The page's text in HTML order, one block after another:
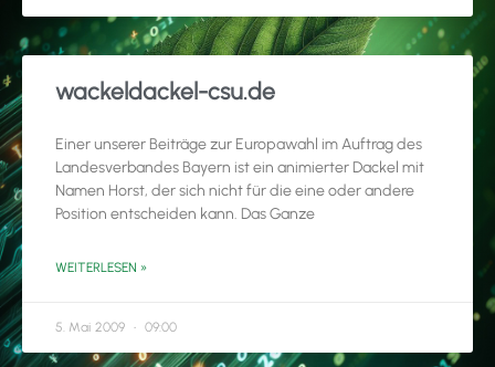
wackeldackel-csu.de
Einer unserer Beiträge zur Europawahl im Auftrag des
Landesverbandes Bayern ist ein animierter Dackel mit
Namen Horst, der sich nicht für die eine oder andere
Position entscheiden kann. Das Ganze
WEITERLESEN »
5. Mai 2009 09:00